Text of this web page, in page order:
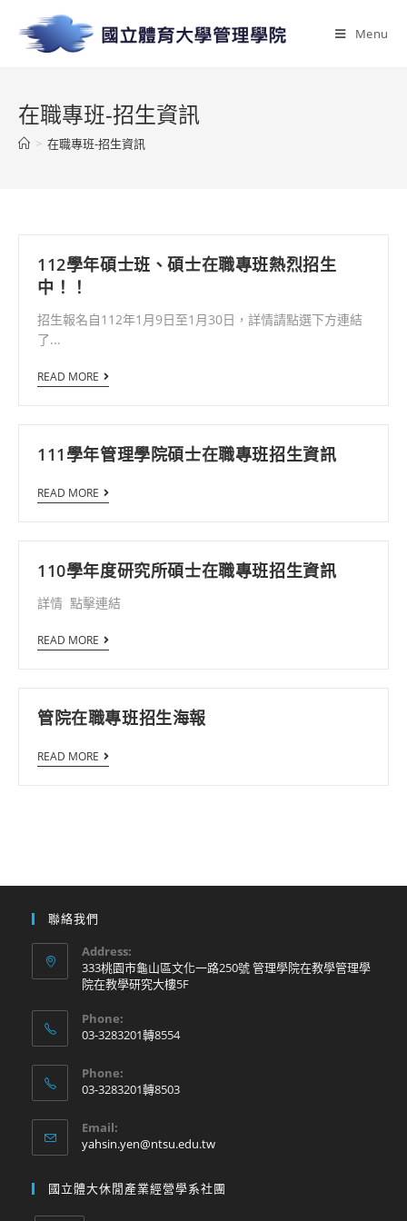
Menu
在職專班-招生資訊
> 在職專班-招生資訊
112學年碩士班、碩士在職專班熱烈招生
中！！
招生報名自112年1月9日至1月30日，詳情請點選下方連結
了...
READ MORE
111學年管理學院碩士在職專班招生資訊
READ MORE
110學年度研究所碩士在職專班招生資訊
詳情 點擊連結
READ MORE
管院在職專班招生海報
READ MORE
聯絡我們
Address:
333桃園市龜山區文化一路250號 管理學院在教學管理學
院在教學研究大樓5F
Phone:
03-3283201轉8554
Phone:
03-3283201轉8503
Email:
yahsin.yen@ntsu.edu.tw
國立體大休閒產業經營學系社團